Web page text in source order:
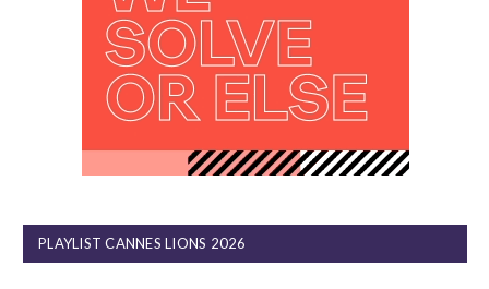
PLAYLIST CANNES LIONS 2026